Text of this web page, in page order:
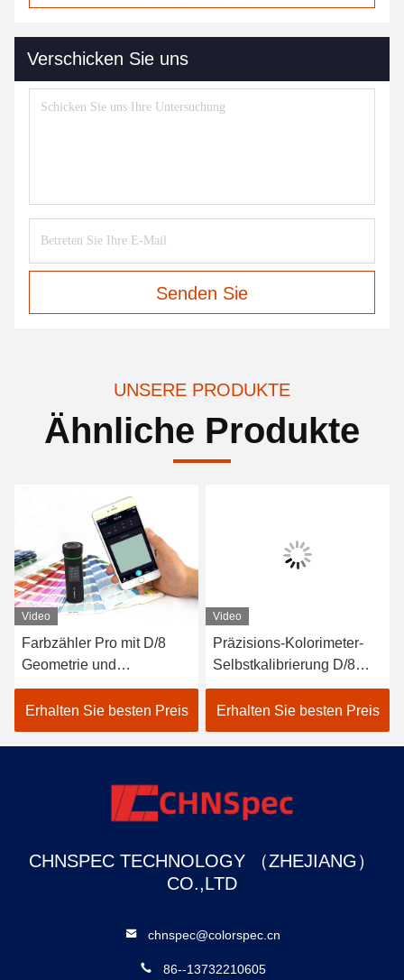
Verschicken Sie uns
Senden Sie
UNSERE PRODUKTE
Ähnliche Produkte
Video
Farbzähler Pro mit D/8
Geometrie und
Spektralsensor für
genauere Messungen
Erhalten Sie besten Preis
Video
Präzisions-Kolorimeter-
Selbstkalibrierung D/8
SCI LED Delta-E Farben-
Farbanalysator
Erhalten Sie besten Preis
CHNSPEC TECHNOLOGY （ZHEJIANG）
CO.,LTD
chnspec@colorspec.cn
86--13732210605